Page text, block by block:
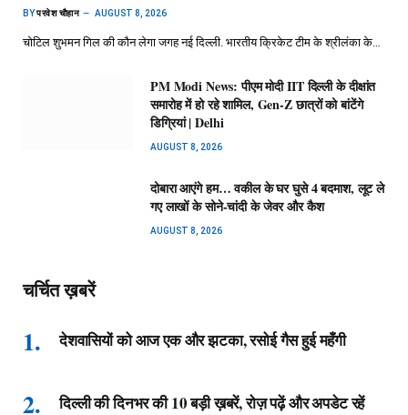
BYपरवेश चौहान AUGUST 8, 2026
चोटिल शुभमन गिल की कौन लेगा जगह नई दिल्ली. भारतीय क्रिकेट टीम के श्रीलंका के…
PM Modi News: पीएम मोदी IIT दिल्ली के दीक्षांत
समारोह में हो रहे शामिल, Gen-Z छात्रों को बांटेंगे
डिग्रियां | Delhi
AUGUST 8, 2026
दोबारा आएंगे हम… वकील के घर घुसे 4 बदमाश, लूट ले
गए लाखों के सोने-चांदी के जेवर और कैश
AUGUST 8, 2026
चर्चित ख़बरें
देशवासियों को आज एक और झटका, रसोई गैस हुई महँगी
दिल्ली की दिनभर की 10 बड़ी ख़बरें, रोज़ पढ़ें और अपडेट रहें